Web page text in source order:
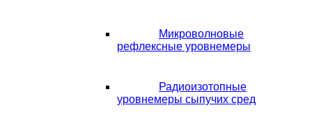
Микроволновые
рефлексные уровнемеры
Радиоизотопные
уровнемеры сыпучих сред